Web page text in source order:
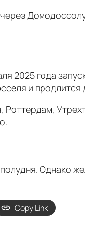
2025 года
и продлится
Однако
Copy Link